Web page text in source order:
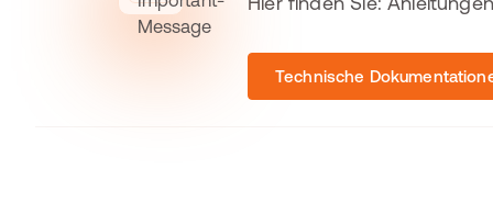
Technische